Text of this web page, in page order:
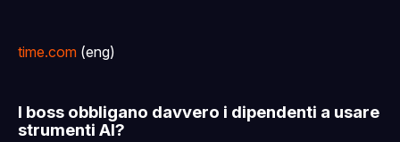
time.com (eng)
I boss obbligano davvero i dipendenti a usare
strumenti AI?